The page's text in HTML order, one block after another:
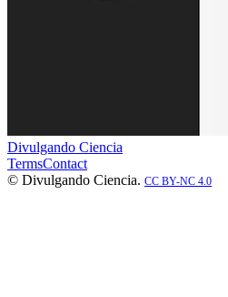
Divulgando Ciencia
TermsContact
© Divulgando Ciencia. CC BY-NC 4.0